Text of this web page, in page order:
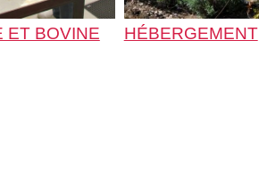
ET BOVINE
HÉBERGEMENT